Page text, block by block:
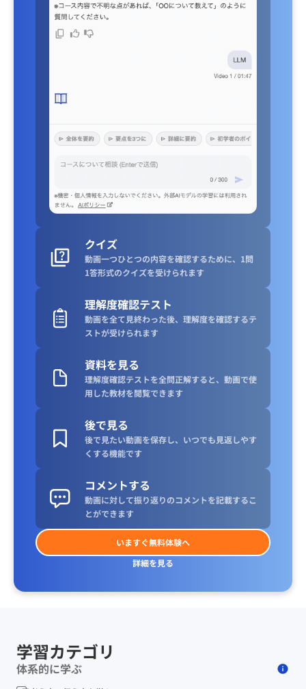
クイズ
動画一つひとつの内容を確認するために、1問
1答形式のクイズを受けられます
理解度確認テスト
動画を全て見終わった後、理解度を確認するテ
ストが受けられます
資料を見る
理解度確認テストを全問正解すると、動画で使
用した教材を閲覧できます
後で見る
後で見たい動画を保存し、いつでも見返しやす
くする機能です
コメントする
動画に対して振り返りのコメントを記載するこ
とができます
いますぐ無料体験へ
詳細を見る
学習カテゴリ
体系的に学ぶ